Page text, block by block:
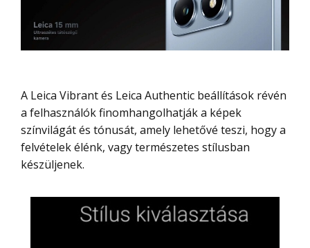
A Leica Vibrant és Leica Authentic beállítások révén
a felhasználók finomhangolhatják a képek
színvilágát és tónusát, amely lehetővé teszi, hogy a
felvételek élénk, vagy természetes stílusban
készüljenek.